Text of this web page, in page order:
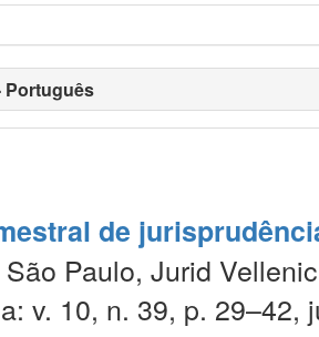
Português
de
Paulo, Jurid
v. 10, n. 39, p. 29–42,